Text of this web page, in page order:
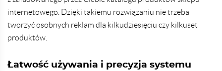
internetowego. Dzięki takiemu rozwiązaniu nie trzeba
tworzyć osobnych reklam dla kilkudziesięciu czy kilkuset
produktów.
Łatwość używania i precyzja systemu